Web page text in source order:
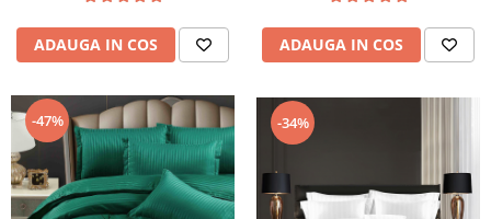
ADAUGA IN COS ADAUGA IN COS
-47% -34%